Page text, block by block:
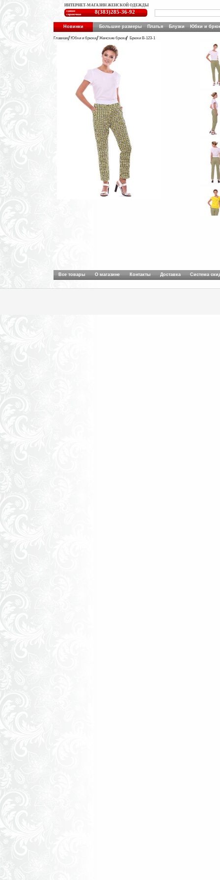
ИНТЕРНЕТ-МАГАЗИН ЖЕНСКОЙ ОДЕЖДЫ
единая
справочная
8(383)285-36-92
Новинки Большие размеры Платья Блузки Юбки и
Главная Юбки и брюки Женские брюки Брюки B-123-1
Все товары О магазине Контакты Доставка Система